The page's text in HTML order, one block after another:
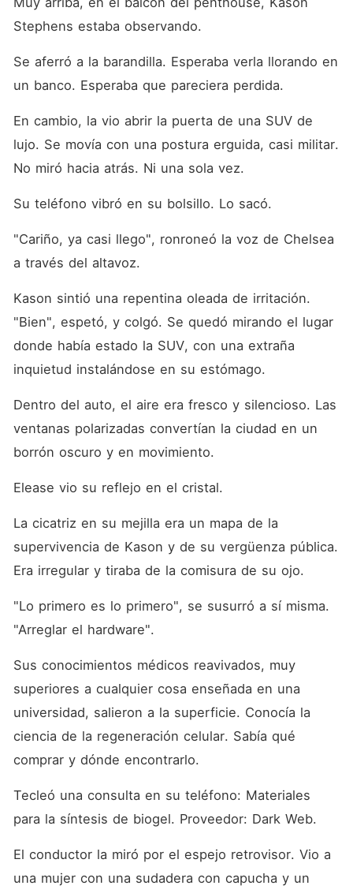
Stephens estaba observando.
Se aferró a la barandilla. Esperaba verla llorando en
un banco. Esperaba que pareciera perdida.
En cambio, la vio abrir la puerta de una SUV de
lujo. Se movía con una postura erguida, casi militar.
No miró hacia atrás. Ni una sola vez.
Su teléfono vibró en su bolsillo. Lo sacó.
"Cariño, ya casi llego", ronroneó la voz de Chelsea
a través del altavoz.
Kason sintió una repentina oleada de irritación.
"Bien", espetó, y colgó. Se quedó mirando el lugar
donde había estado la SUV, con una extraña
inquietud instalándose en su estómago.
Dentro del auto, el aire era fresco y silencioso. Las
ventanas polarizadas convertían la ciudad en un
borrón oscuro y en movimiento.
Elease vio su reflejo en el cristal.
La cicatriz en su mejilla era un mapa de la
supervivencia de Kason y de su vergüenza pública.
Era irregular y tiraba de la comisura de su ojo.
"Lo primero es lo primero", se susurró a sí misma.
"Arreglar el hardware".
Sus conocimientos médicos reavivados, muy
superiores a cualquier cosa enseñada en una
universidad, salieron a la superficie. Conocía la
ciencia de la regeneración celular. Sabía qué
comprar y dónde encontrarlo.
Tecleó una consulta en su teléfono: Materiales
para la síntesis de biogel. Proveedor: Dark Web.
El conductor la miró por el espejo retrovisor. Vio a
una mujer con una sudadera con capucha y un